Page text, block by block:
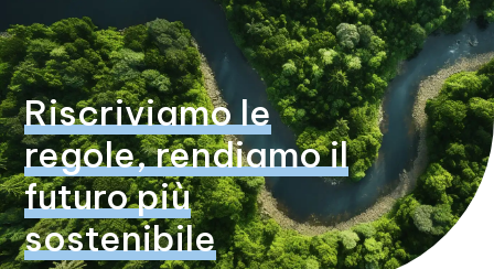
Riscriviamo le
regole, rendiamo il
futuro più
sostenibile